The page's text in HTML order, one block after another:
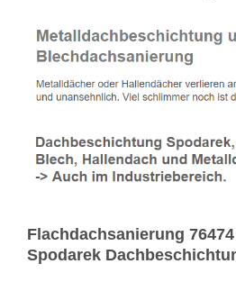
Flachdachsanierung
Spodarek